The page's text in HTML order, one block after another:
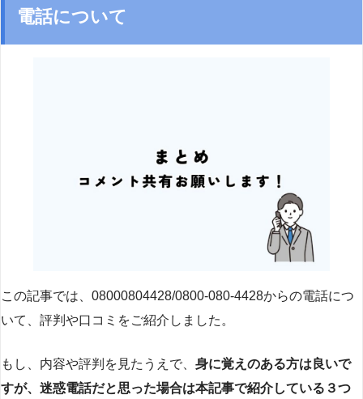
電話について
この記事では、08000804428/0800-080-4428からの電話につ
いて、評判や口コミをご紹介しました。
もし、内容や評判を見たうえで、 身に覚えのある方は良いで
すが、迷惑電話だと思った場合は本記事で紹介している３つ